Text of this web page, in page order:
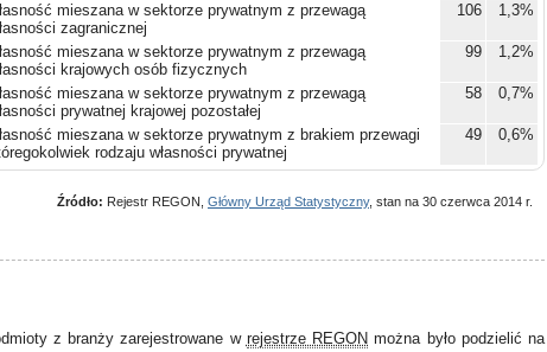
mieszana w sektorze prywatnym z przewagą
zagranicznej
106 1,3%
mieszana w sektorze prywatnym z przewagą
krajowych osób fizycznych
99 1,2%
mieszana w sektorze prywatnym z przewagą
prywatnej krajowej pozostałej
58 0,7%
mieszana w sektorze prywatnym z brakiem przewagi
rodzaju własności prywatnej
49 0,6%
mieszana między sektorami z przewagą własności
prywatnego, w tym z przewagą własności krajowych
fizycznych
7 0,1%
9 0,1%
Źródło: Rejestr REGON, Główny Urząd Statystyczny, stan na 30 czerwca 2014 r.
z branży zarejestrowane w rejestrze REGON można było podzielić na